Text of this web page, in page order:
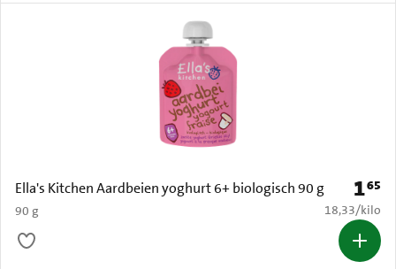
Ella's Kitchen Aardbeien yoghurt 6+ biologisch 90 g
90 g
Prijs:
165
€ 18,33 per
18,33/kilo